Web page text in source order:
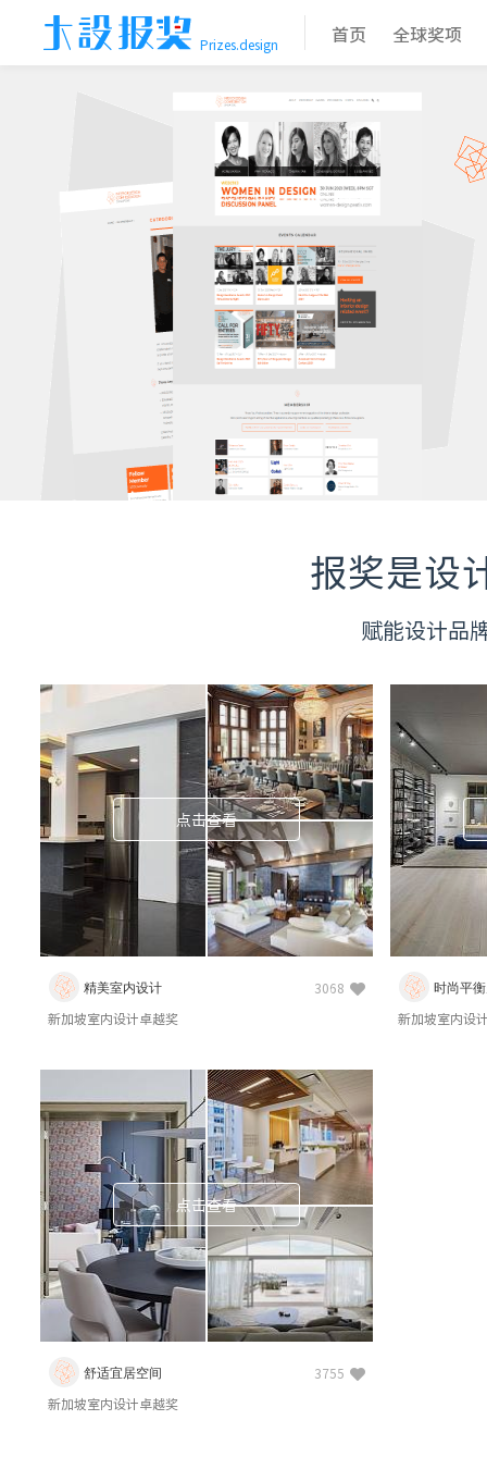
Prizes.design
首页 全球奖项
报奖是设
赋能设计
点击查看
精美室内设计 3068
新加坡室内设计卓越奖
时尚平
新加坡室内设
点击查看
舒适宜居空间 3755
新加坡室内设计卓越奖